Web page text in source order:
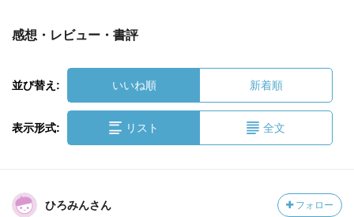
感想・レビュー・書評
並び替え: いいね順 新着順
表示形式: リスト 全文
ひろみんさん フォロー